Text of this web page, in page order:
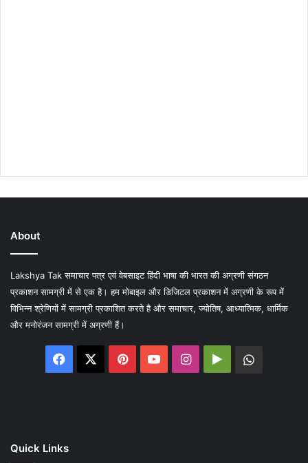
About
Lakshya Tak समाचार पत्र एवं वेबसाइट हिंदी भाषा की भारत की अग्रणी संगठन
प्रकाशन सामग्री में से एक है। हम मोबाइल और डिजिटल प्रकाशन में अग्रणी के रूप में
विभिन्न श्रेणियों में सामग्री प्रकाशित करते है और समाचार, ज्योतिष, आध्यात्मिक, धार्मिक
और मनोरंजन सामग्री में अग्रणी हैं।
Facebook PinterestYouTubeInstagram
Google
Quick Links